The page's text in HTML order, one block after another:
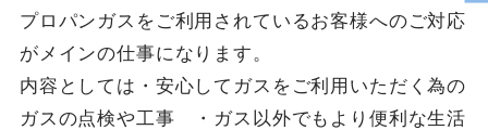
プロパンガスをご利用されているお客様へのご対応
がメインの仕事になります。
内容としては・安心してガスをご利用いただく為の
ガスの点検や工事 ・ガス以外でもより便利な生活